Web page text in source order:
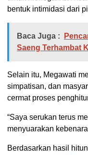
bentuk intimidasi dari
Baca Juga :
Saeng Terhambat
Selain itu, Megawati
simpatisan, dan
cermat proses
“Saya serukan terus
menyuarakan
Berdasarkan hasil